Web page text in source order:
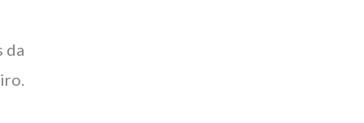
da